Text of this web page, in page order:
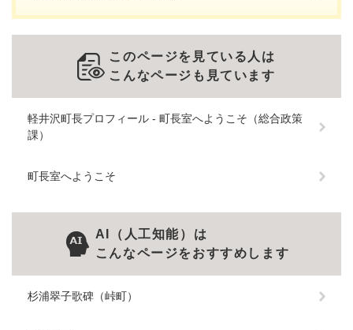
このページを見ている人は
こんなページも見ています
軽井沢町長プロフィール - 町長室へようこそ（総合政策
課）
町長室へようこそ
AI（人工知能）は
こんなページをおすすめします
杉浦翠子歌碑（峠町）